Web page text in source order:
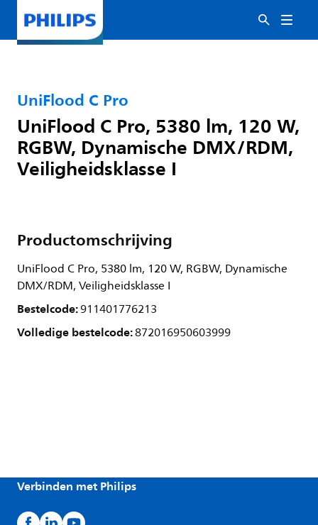
UniFlood C Pro
UniFlood C Pro, 5380 lm, 120 W,
RGBW, Dynamische DMX/RDM,
Veiligheidsklasse I
Productomschrijving
UniFlood C Pro, 5380 lm, 120 W, RGBW, Dynamische
DMX/RDM, Veiligheidsklasse I
Bestelcode:911401776213
Volledige bestelcode:872016950603999
Verbinden met Philips